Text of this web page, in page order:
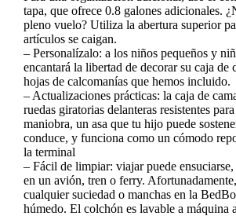
tapa, que ofrece 0.8 galones adicionales.
pleno vuelo? Utiliza la abertura superior
artículos se caigan.
– Personalízalo: a los niños pequeños y
encantará la libertad de decorar su caja de
hojas de calcomanías que hemos incluido.
– Actualizaciones prácticas: la caja de
ruedas giratorias delanteras resistentes
maniobra, un asa que tu hijo puede
conduce, y funciona como un cómodo
la terminal
– Fácil de limpiar: viajar puede ensuciarse,
en un avión, tren o ferry.
cualquier suciedad o manchas en la
húmedo. El colchón es lavable a máquina